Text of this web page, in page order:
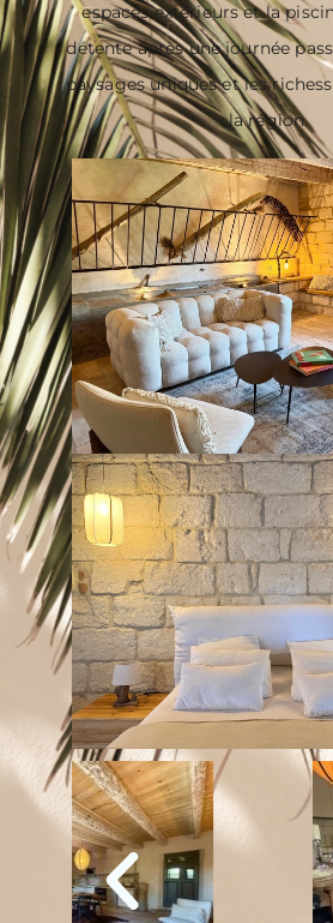
espaces extérieurs et la
détente après une journée
paysages uniques et les
la région.